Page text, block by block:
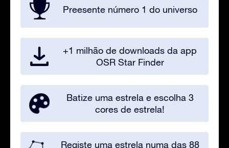
Preesente número 1 do universo
+1 milhão de downloads da app
OSR Star Finder
Batize uma estrela e escolha 3
cores de estrela!
Registe uma estrela numa das 88